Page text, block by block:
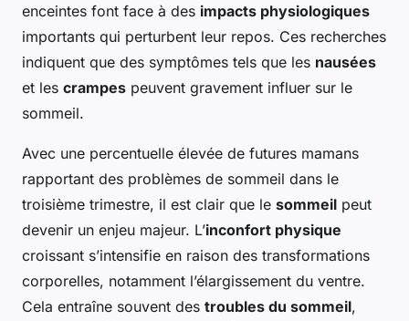
enceintes font face à des impacts physiologiques
importants qui perturbent leur repos. Ces recherches
indiquent que des symptômes tels que les nausées
et les crampes peuvent gravement influer sur le
sommeil.
Avec une percentuelle élevée de futures mamans
rapportant des problèmes de sommeil dans le
troisième trimestre, il est clair que le sommeil peut
devenir un enjeu majeur. L’inconfort physique
croissant s’intensifie en raison des transformations
corporelles, notamment l’élargissement du ventre.
Cela entraîne souvent des troubles du sommeil,